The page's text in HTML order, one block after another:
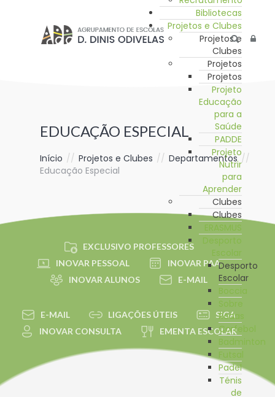
Bibliotecas
Projetos e Clubes
Projetos e
Clubes
Projetos
Projetos
Projeto
Educação
para a
Saúde
PADDE
Projeto
Nutrir
para
Aprender
Clubes
Clubes
ERASMUS
Desporto
Escolar
Desporto
Escolar
Boccia
Sobre
Rodas
Corfebol
Badminton
Futsal
Padel
Ténis
de
EDUCAÇÃO ESPECIAL
Início // Projetos e Clubes // Departamentos //
Educação Especial
EXCLUSIVO PROFESSORES
INOVAR PESSOAL
INOVAR PAA
INOVAR ALUNOS
E-MAIL
E-MAIL LIGAÇÕES ÚTEIS
SIGA
INOVAR CONSULTA
EMENTA ESCOLAR